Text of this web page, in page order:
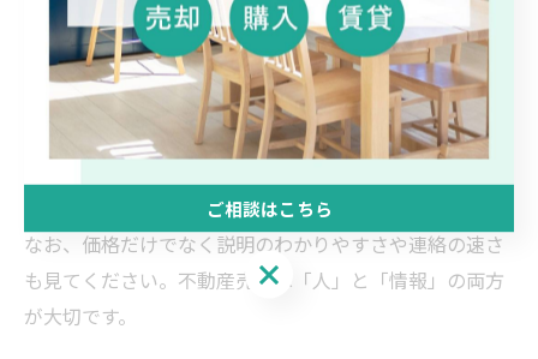
間の目安を固める
家 売却・マンション 売却・土地 売却それぞれで
必要情報を整理
地域で相談先を探すときは、企業名をいくつか挙げて検
補をメモして連絡順を決めると段取りがスムーズです。
なお、価格だけでなく説明のわかりやすさや連絡の速さ
も見てください。不動産売却は「人」と「情報」の両方
が大切です。
ご相談はこちら
ご相談はこちら